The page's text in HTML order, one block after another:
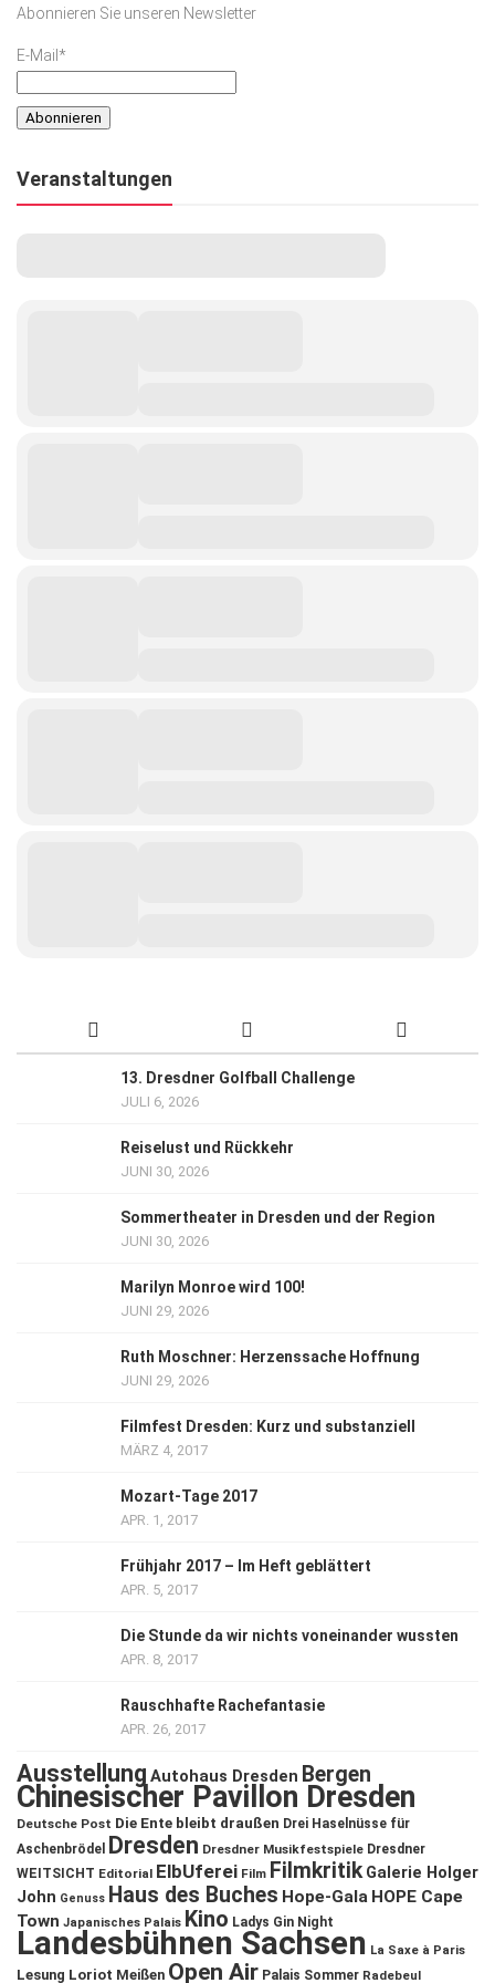
Lifestyle
Ausflug & Reise
Abonnieren Sie unseren Newsletter
E-Mail*
Veranstaltungen
13. Dresdner Golfball Challenge
JULI 6, 2026
Reiselust und Rückkehr
JUNI 30, 2026
Sommertheater in Dresden und der Region
JUNI 30, 2026
Marilyn Monroe wird 100!
JUNI 29, 2026
Ruth Moschner: Herzenssache Hoffnung
JUNI 29, 2026
Filmfest Dresden: Kurz und substanziell
MÄRZ 4, 2017
Mozart-Tage 2017
APR. 1, 2017
Frühjahr 2017 – Im Heft geblättert
APR. 5, 2017
Die Stunde da wir nichts voneinander wussten
APR. 8, 2017
Rauschhafte Rachefantasie
APR. 26, 2017
Ausstellung Autohaus Dresden Bergen
Chinesischer Pavillon Dresden
Deutsche Post Die Ente bleibt draußen Drei Haselnüsse für
Aschenbrödel
Dresden Dresdner Musikfestspiele Dresdner
WEITSICHT Editorial ElbUferei Film Filmkritik Galerie Holger
John Genuss Haus des Buches Hope-Gala HOPE Cape
Town Japanisches Palais Kino Ladys Gin Night
Landesbühnen Sachsen La Saxe à Paris
Lesung Loriot Meißen Open Air Palais Sommer Radebeul